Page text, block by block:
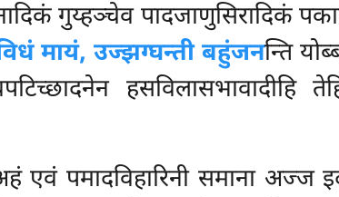
गुय्हञ्चेव पादजाणुसिरादिकं
मायं, उज्झग्घन्ती बहुंजनन्ति
हसविलासभावादीहि
एवं पमादविहारिनी समाना अज्ज